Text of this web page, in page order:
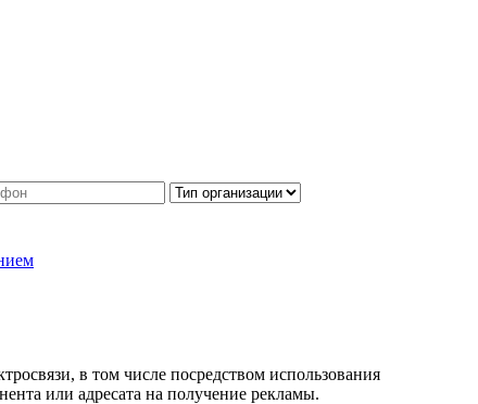
в том числе посредством использования
или адресата на получение рекламы.